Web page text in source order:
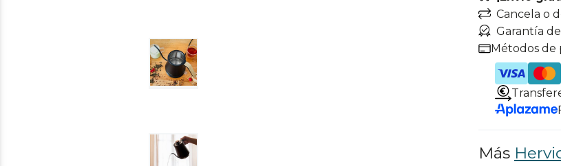
Cancela o
Garantía
Métodos de
Más